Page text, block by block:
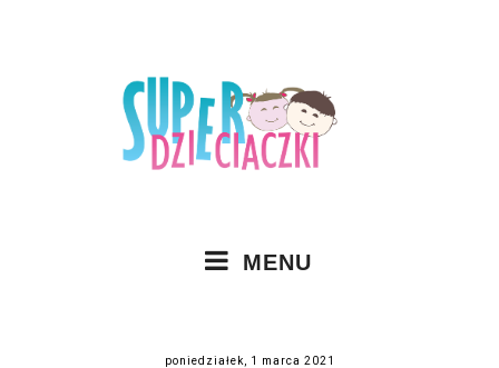
MENU
poniedziałek, 1 marca 2021